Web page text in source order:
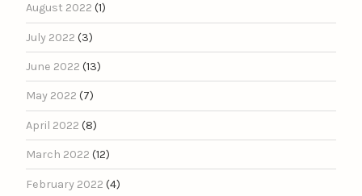
August 2022 (1)
July 2022 (3)
June 2022 (13)
May 2022 (7)
April 2022 (8)
March 2022 (12)
February 2022 (4)